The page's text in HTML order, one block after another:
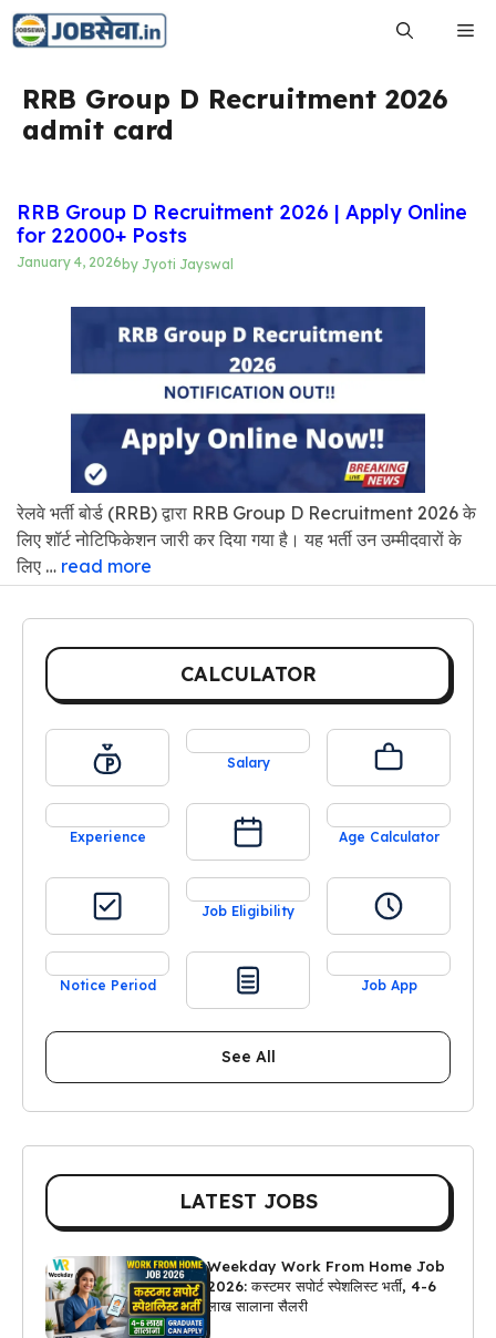
Skip
RRB Group D Recruitment 2026
admit card
RRB Group D Recruitment 2026 | Apply Online
for 22000+ Posts
January 4, 2026 by Jyoti Jayswal
रेलवे भर्ती बोर्ड (RRB) द्वारा RRB Group D Recruitment 2026 के
लिए शॉर्ट नोटिफिकेशन जारी कर दिया गया है। यह भर्ती उन उम्मीदवारों के
लिए … read more
CALCULATOR
Salary
Experience Age Calculator
Job Eligibility
Notice Period Job App
See All
LATEST JOBS
Weekday Work From Home Job
2026: कस्टमर सपोर्ट स्पेशलिस्ट भर्ती, 4-6
लाख सालाना सैलरी